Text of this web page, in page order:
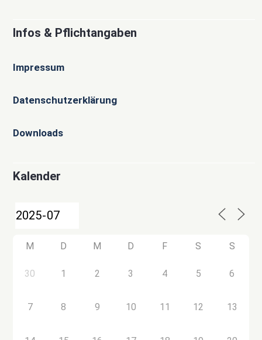
Infos & Pflichtangaben
Impressum
Datenschutzerklärung
Downloads
Kalender
M D M D F S S
30 1 2 3 4 5 6
7 8 9 10 11 12 13